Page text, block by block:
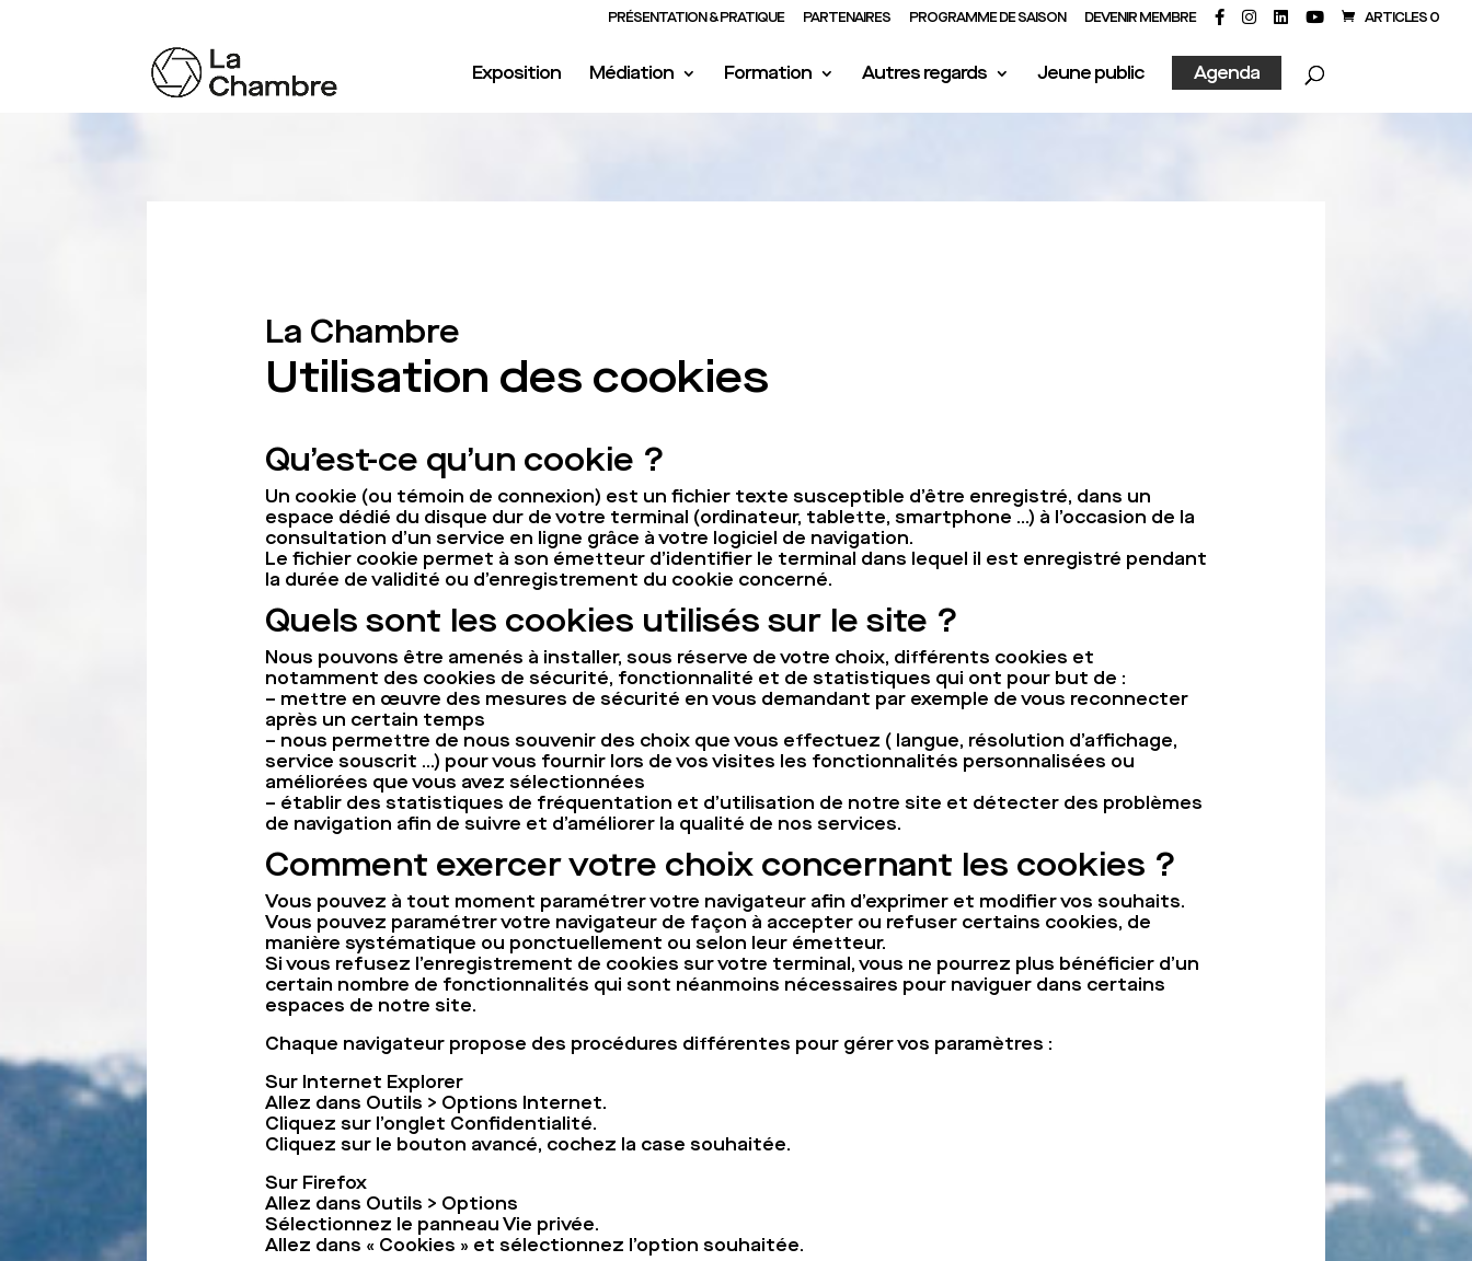
PRÉSENTATION & PRATIQUE PARTENAIRES PROGRAMME DE SAISON DEVENIR MEMBRE ARTICLES 0
Exposition Médiation Formation Autres regards Jeune public Agenda
La Chambre
Utilisation des cookies
Qu’est-ce qu’un cookie ?
Un cookie (ou témoin de connexion) est un fichier texte susceptible d’être enregistré, dans un
espace dédié du disque dur de votre terminal (ordinateur, tablette, smartphone …) à l’occasion de la
consultation d’un service en ligne grâce à votre logiciel de navigation.
Le fichier cookie permet à son émetteur d’identifier le terminal dans lequel il est enregistré pendant
la durée de validité ou d’enregistrement du cookie concerné.
Quels sont les cookies utilisés sur le site ?
Nous pouvons être amenés à installer, sous réserve de votre choix, différents cookies et
notamment des cookies de sécurité, fonctionnalité et de statistiques qui ont pour but de :
– mettre en œuvre des mesures de sécurité en vous demandant par exemple de vous reconnecter
après un certain temps
– nous permettre de nous souvenir des choix que vous effectuez ( langue, résolution d’affichage,
service souscrit …) pour vous fournir lors de vos visites les fonctionnalités personnalisées ou
améliorées que vous avez sélectionnées
– établir des statistiques de fréquentation et d’utilisation de notre site et détecter des problèmes
de navigation afin de suivre et d’améliorer la qualité de nos services.
Comment exercer votre choix concernant les cookies ?
Vous pouvez à tout moment paramétrer votre navigateur afin d’exprimer et modifier vos souhaits.
Vous pouvez paramétrer votre navigateur de façon à accepter ou refuser certains cookies, de
manière systématique ou ponctuellement ou selon leur émetteur.
Si vous refusez l’enregistrement de cookies sur votre terminal, vous ne pourrez plus bénéficier d’un
certain nombre de fonctionnalités qui sont néanmoins nécessaires pour naviguer dans certains
espaces de notre site.
Chaque navigateur propose des procédures différentes pour gérer vos paramètres :
Sur Internet Explorer
Allez dans Outils > Options Internet.
Cliquez sur l’onglet Confidentialité.
Cliquez sur le bouton avancé, cochez la case souhaitée.
Sur Firefox
Allez dans Outils > Options
Sélectionnez le panneau Vie privée.
Allez dans « Cookies » et sélectionnez l’option souhaitée.